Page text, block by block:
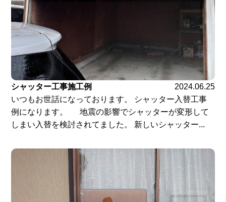
シャッター工事施工例
2024.06.25
いつもお世話になっております。 シャッター入替工事
例になります。 地震の影響でシャッターが変形して
しまい入替を検討されてました。 新しいシャッター...